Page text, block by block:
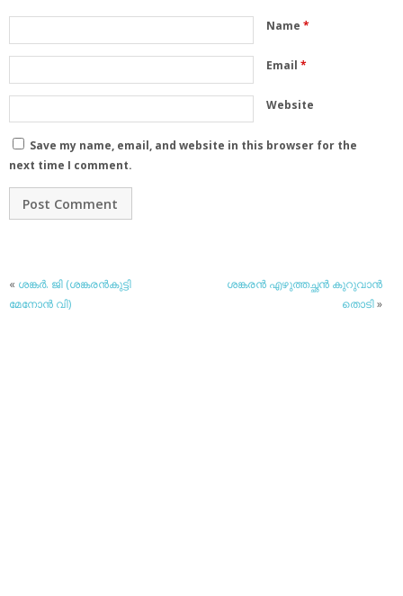
Name *
Email *
Website
Save my name, email, and website in this browser for the
next time I comment.
« ശങ്കര്‍. ജി (ശങ്കരന്‍കുട്ടി
മേനോന്‍ വി)
ശങ്കരന്‍ എഴുത്തച്ഛന്‍ കുറുവാന്‍
തൊടി»